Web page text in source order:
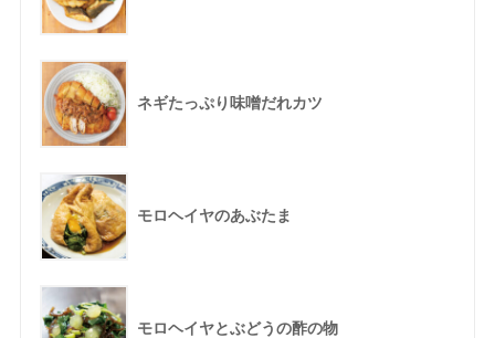
ネギたっぷり味噌だれカツ
モロヘイヤのあぶたま
モロヘイヤとぶどうの酢の物